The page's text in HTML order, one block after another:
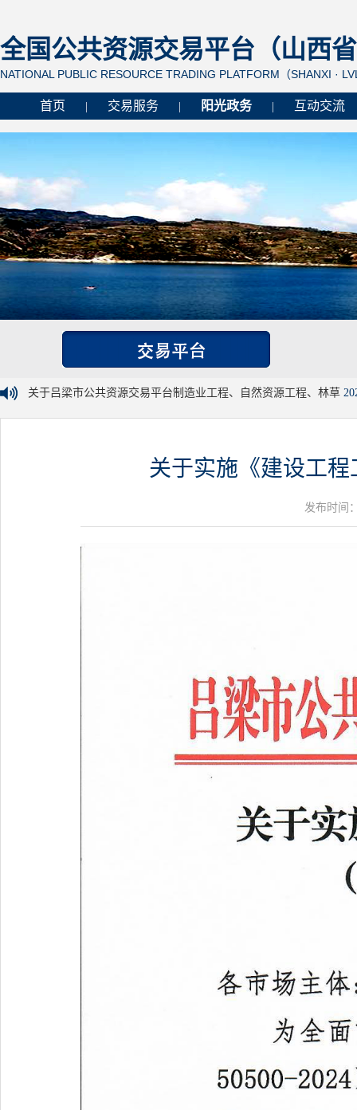
全国公共资源交易平台（山西
NATIONAL PUBLIC RESOURCE TRADING PLATFORM（SHANXI ·
首页 交易服务 阳光政务 互动交流
关于吕梁市公共资源交易平台制造业工程、自然资源工程、林草
关于实施《建设工
发布时间